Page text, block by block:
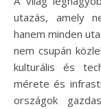
utazás, amely
hanem minden
nem csupán
kulturális és
mérete és
országok